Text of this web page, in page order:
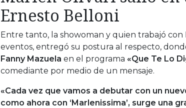
Ernesto Belloni
Entre tanto, la showoman y quien trabajó
eventos, entregó su postura al respecto,
Fanny Mazuela en el programa «Que Te Lo
comediante por medio de un mensaje.
«Cada vez que vamos a debutar con un
como ahora con ‘Marlenissima’, surge una